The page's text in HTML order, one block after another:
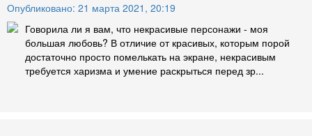
Опубликовано: 21 марта 2021, 20:19
Говорила ли я вам, что некрасивые персонажи - моя
большая любовь? В отличие от красивых, которым порой
достаточно просто помелькать на экране, некрасивым
требуется харизма и умение раскрыться перед зр...